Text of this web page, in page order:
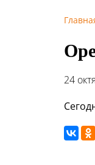
24